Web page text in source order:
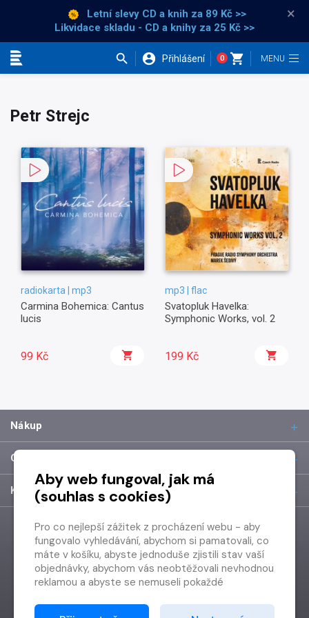
Letní slevy CD a knih za 89 Kč >>
Likvidace skladu - CD a knihy za 25 Kč >>
×
Přihlášení 0
Petr Strejc
radiokarta | mp3
Carmina Bohemica: Cantus
lucis
99 Kč
mp3 | flac
Svatopluk Havelka:
Symphonic Works, vol. 2
199 Kč
Nákup
O společnosti
Kontakt
Aby web fungoval, jak má
(souhlas s cookies)
Pro co nejlepší zážitek z procházení webu - aby
fungovalo vyhledávání, abychom si pamatovali, co
máte v košíku, abyste jednoduše zjistili stav vaší
objednávky, abychom vás neobtěžovali nevhodnou
reklamou a abyste se nemuseli pokaždé